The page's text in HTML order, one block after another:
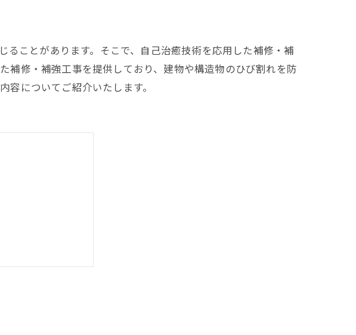
ことがあります。そこで、自己治癒技術を応用した補修・補
補修・補強工事を提供しており、建物や構造物のひび割れを防
についてご紹介いたします。